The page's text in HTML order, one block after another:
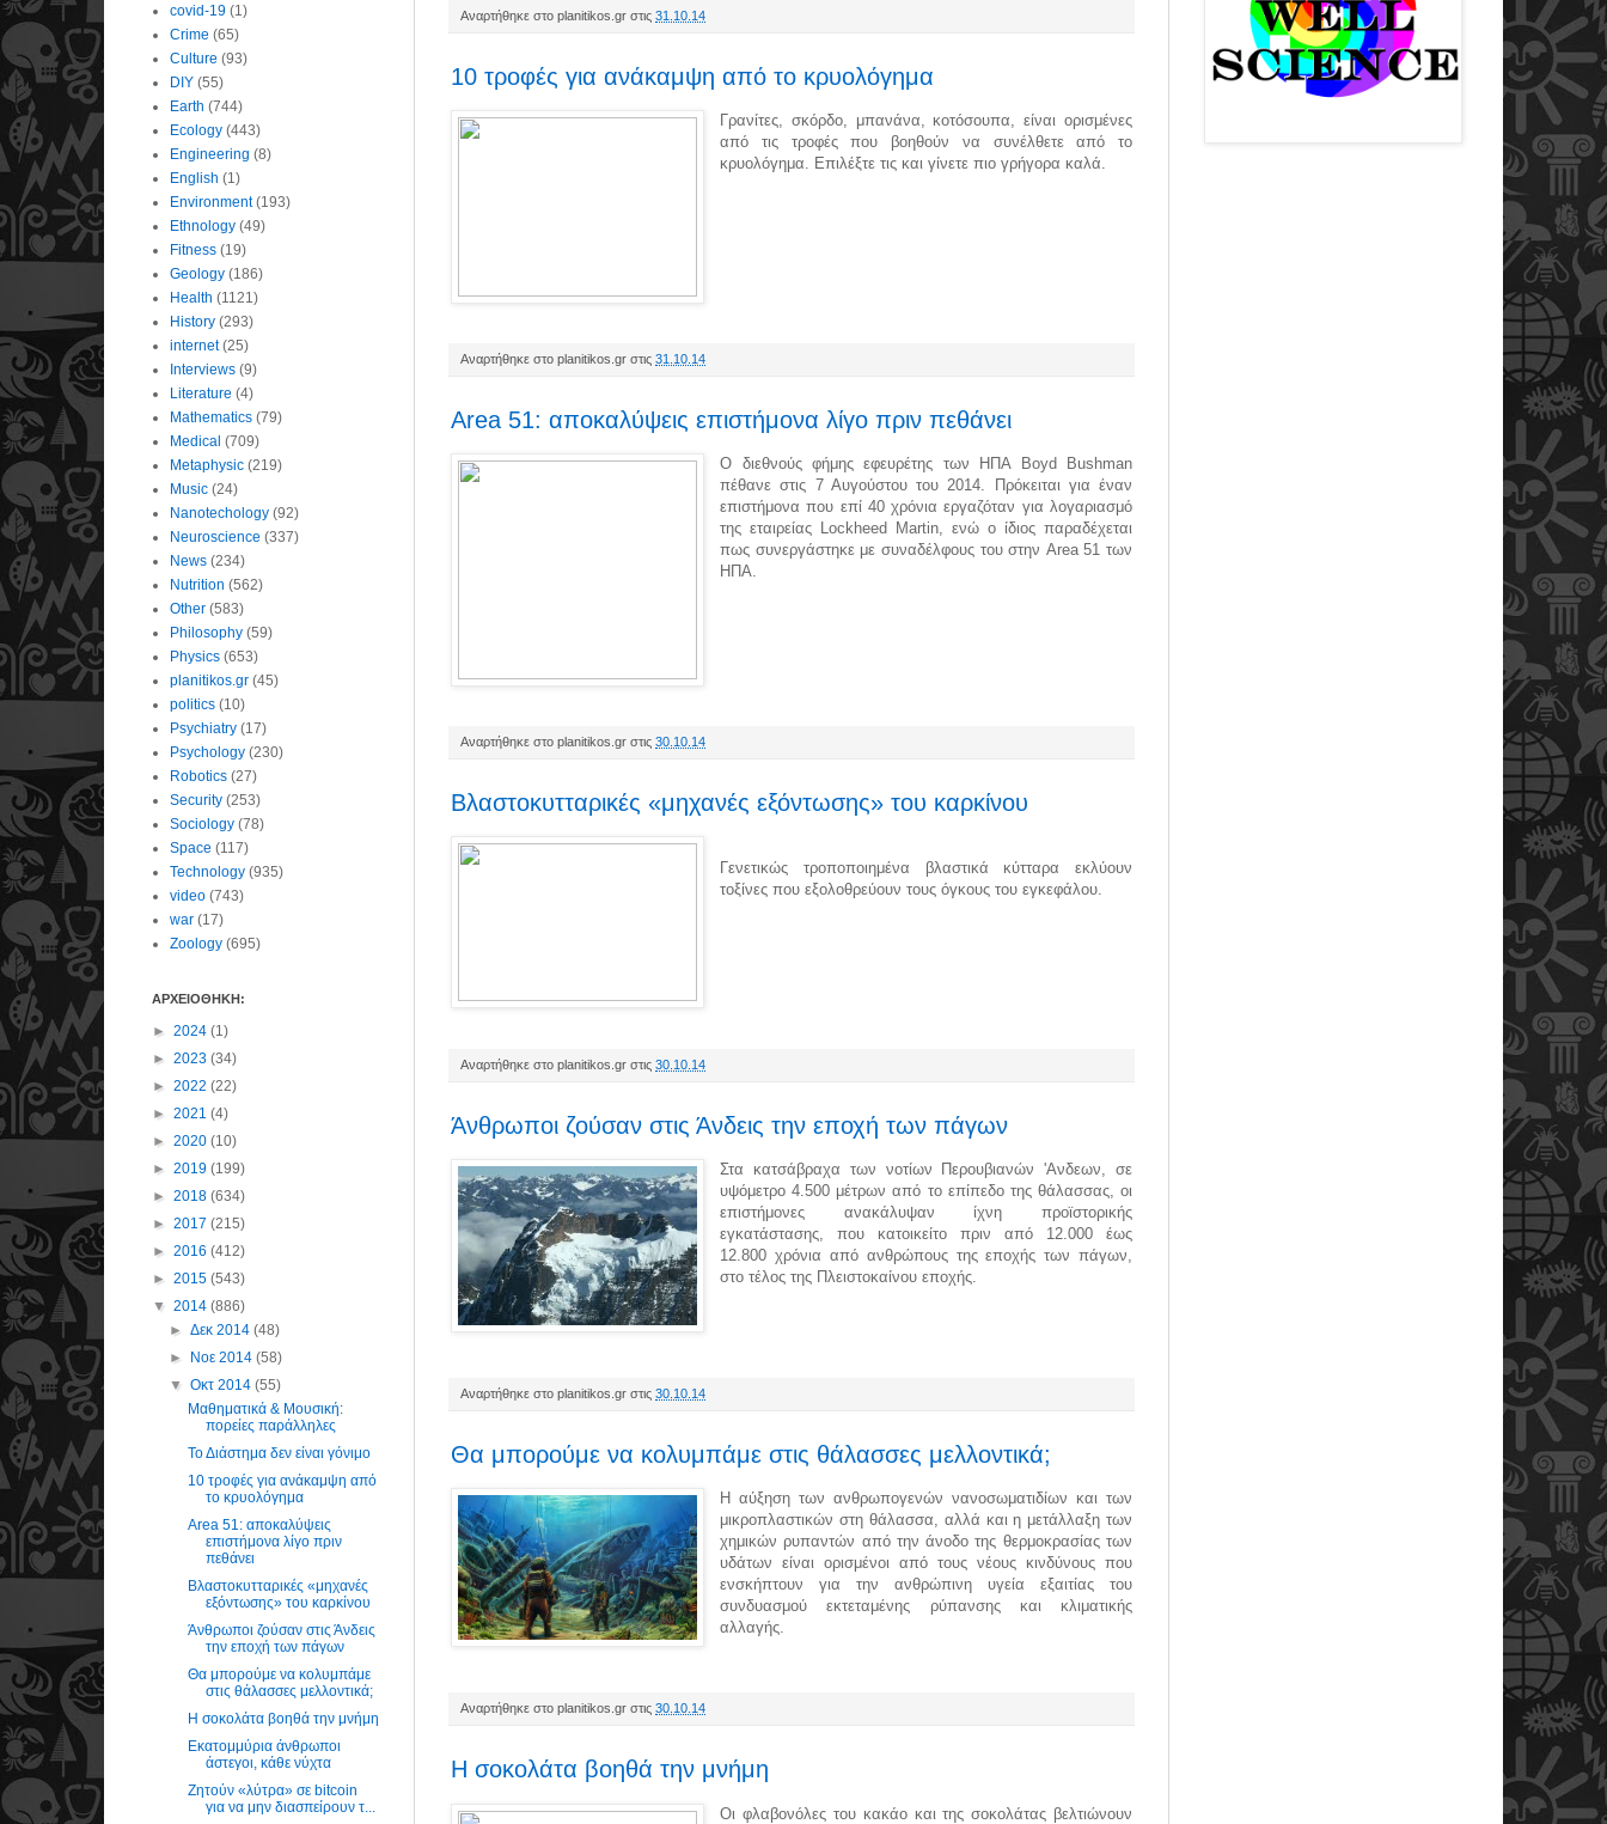
Αναρτήθηκε στο planitikos.gr στις 31.10.14
10 τροφές για ανάκαμψη από το κρυολόγημα
Γρανίτες, σκόρδο, μπανάνα, κοτόσουπα, είναι ορισμένες
από τις τροφές που βοηθούν να συνέλθετε από το
κρυολόγημα. Επιλέξτε τις και γίνετε πιο γρήγορα καλά.
Αναρτήθηκε στο planitikos.gr στις 31.10.14
Area 51: αποκαλύψεις επιστήμονα λίγο πριν πεθάνει
Ο διεθνούς φήμης εφευρέτης των ΗΠΑ Boyd Bushman
πέθανε στις 7 Αυγούστου του 2014. Πρόκειται για έναν
επιστήμονα που επί 40 χρόνια εργαζόταν για λογαριασμό
της εταιρείας Lockheed Martin, ενώ ο ίδιος παραδέχεται
πως συνεργάστηκε με συναδέλφους του στην Area 51 των
ΗΠΑ.
Αναρτήθηκε στο planitikos.gr στις 30.10.14
Βλαστοκυτταρικές «μηχανές εξόντωσης» του καρκίνου
Γενετικώς τροποποιημένα βλαστικά κύτταρα εκλύουν
τοξίνες που εξολοθρεύουν τους όγκους του εγκεφάλου.
Αναρτήθηκε στο planitikos.gr στις 30.10.14
Άνθρωποι ζούσαν στις Άνδεις την εποχή των πάγων
Στα κατσάβραχα των νoτίων Περουβιανών 'Ανδεων, σε
υψόμετρο 4.500 μέτρων από το επίπεδο της θάλασσας, οι
επιστήμονες ανακάλυψαν ίχνη προϊστορικής
εγκατάστασης, που κατοικείτο πριν από 12.000 έως
12.800 χρόνια από ανθρώπους της εποχής των πάγων,
στο τέλος της Πλειστοκαίνου εποχής.
Αναρτήθηκε στο planitikos.gr στις 30.10.14
Θα μπορούμε να κολυμπάμε στις θάλασσες μελλοντικά;
Η αύξηση των ανθρωπογενών νανοσωματιδίων και των
μικροπλαστικών στη θάλασσα, αλλά και η μετάλλαξη των
χημικών ρυπαντών από την άνοδο της θερμοκρασίας των
υδάτων είναι ορισμένοι από τους νέους κινδύνους που
ενσκήπτουν για την ανθρώπινη υγεία εξαιτίας του
συνδυασμού εκτεταμένης ρύπανσης και κλιματικής
αλλαγής.
Αναρτήθηκε στο planitikos.gr στις 30.10.14
Η σοκολάτα βοηθά την μνήμη
Οι φλαβονόλες του κακάο και της σοκολάτας βελτιώνουν
covid-19 (1)
Crime (65)
Culture (93)
DIY (55)
Earth (744)
Ecology (443)
Engineering (8)
English (1)
Environment (193)
Ethnology (49)
Fitness (19)
Geology (186)
Health (1121)
History (293)
internet (25)
Interviews (9)
Literature (4)
Mathematics (79)
Medical (709)
Metaphysic (219)
Music (24)
Nanotechology (92)
Neuroscience (337)
News (234)
Nutrition (562)
Other (583)
Philosophy (59)
Physics (653)
planitikos.gr (45)
politics (10)
Psychiatry (17)
Psychology (230)
Robotics (27)
Security (253)
Sociology (78)
Space (117)
Technology (935)
video (743)
war (17)
Zoology (695)
ΑΡΧΕΙΟΘΗΚΗ:
► 2024 (1)
► 2023 (34)
► 2022 (22)
► 2021 (4)
► 2020 (10)
► 2019 (199)
► 2018 (634)
► 2017 (215)
► 2016 (412)
► 2015 (543)
▼ 2014 (886)
►Δεκ 2014(48)
► Νοε 2014(58)
▼Οκτ 2014(55)
Μαθηματικά & Μουσική:
πορείες παράλληλες
Το Διάστημα δεν είναι γόνιμο
10 τροφές για ανάκαμψη από
το κρυολόγημα
Area 51: αποκαλύψεις
επιστήμονα λίγο πριν
πεθάνει
Βλαστοκυτταρικές «μηχανές
εξόντωσης» του καρκίνου
Άνθρωποι ζούσαν στις Άνδεις
την εποχή των πάγων
Θα μπορούμε να κολυμπάμε
στις θάλασσες μελλοντικά;
Η σοκολάτα βοηθά την μνήμη
Εκατομμύρια άνθρωποι
άστεγοι, κάθε νύχτα
Ζητούν «λύτρα» σε bitcoin
για να μην διασπείρουν τ...